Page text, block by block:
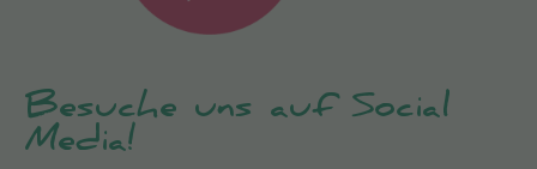
Besuche uns auf Social
Media!